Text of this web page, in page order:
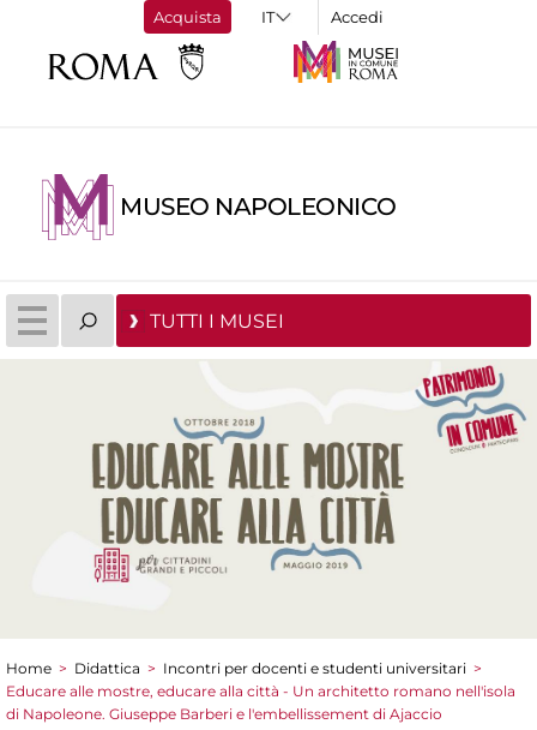
Acquista Accedi
MUSEO NAPOLEONICO
TUTTI I MUSEI
Tu sei qui
Home > Didattica > Incontri per docenti e studenti universitari >
Educare alle mostre, educare alla città - Un architetto romano nell'isola
di Napoleone. Giuseppe Barberi e l'embellissement di Ajaccio